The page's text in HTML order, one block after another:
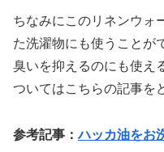
ちなみにこのリネンウォ
た洗濯物にも使うことが
臭いを抑えるのにも使え
ついてはこちらの記事を
参考記事：ハッカ油をお